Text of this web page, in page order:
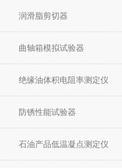
润滑脂剪切器
曲轴箱模拟试验器
绝缘油体积电阻率测定仪
防锈性能试验器
石油产品低温凝点测定仪